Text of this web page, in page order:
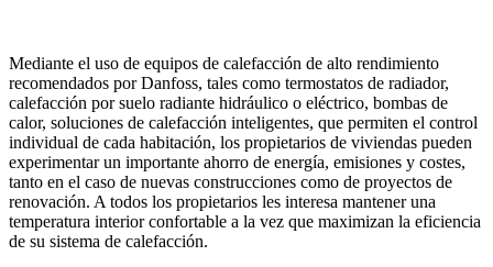
Mediante el uso de equipos de calefacción de alto rendimiento
recomendados por Danfoss, tales como termostatos de radiador,
calefacción por suelo radiante hidráulico o eléctrico, bombas de
calor, soluciones de calefacción inteligentes, que permiten el control
individual de cada habitación, los propietarios de viviendas pueden
experimentar un importante ahorro de energía, emisiones y costes,
tanto en el caso de nuevas construcciones como de proyectos de
renovación. A todos los propietarios les interesa mantener una
temperatura interior confortable a la vez que maximizan la eficiencia
de su sistema de calefacción.